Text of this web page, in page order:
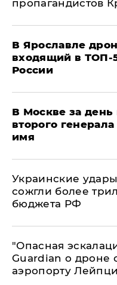
пропагандистов
В Ярославле
входящий в ТОП-
России
В Москве за
второго
имя
Украинские
сожгли более
бюджета РФ
"Опасная
Guardian о дроне
аэропорту